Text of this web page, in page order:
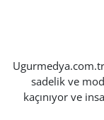
sadelik ve
kaçınıyor ve